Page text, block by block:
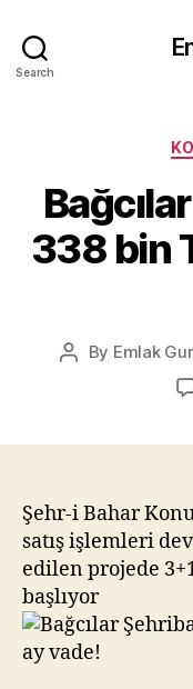
Search
338 bin
Post
By Emlak
Şehr-i Bahar
satış işlemleri
edilen projede
başlıyor